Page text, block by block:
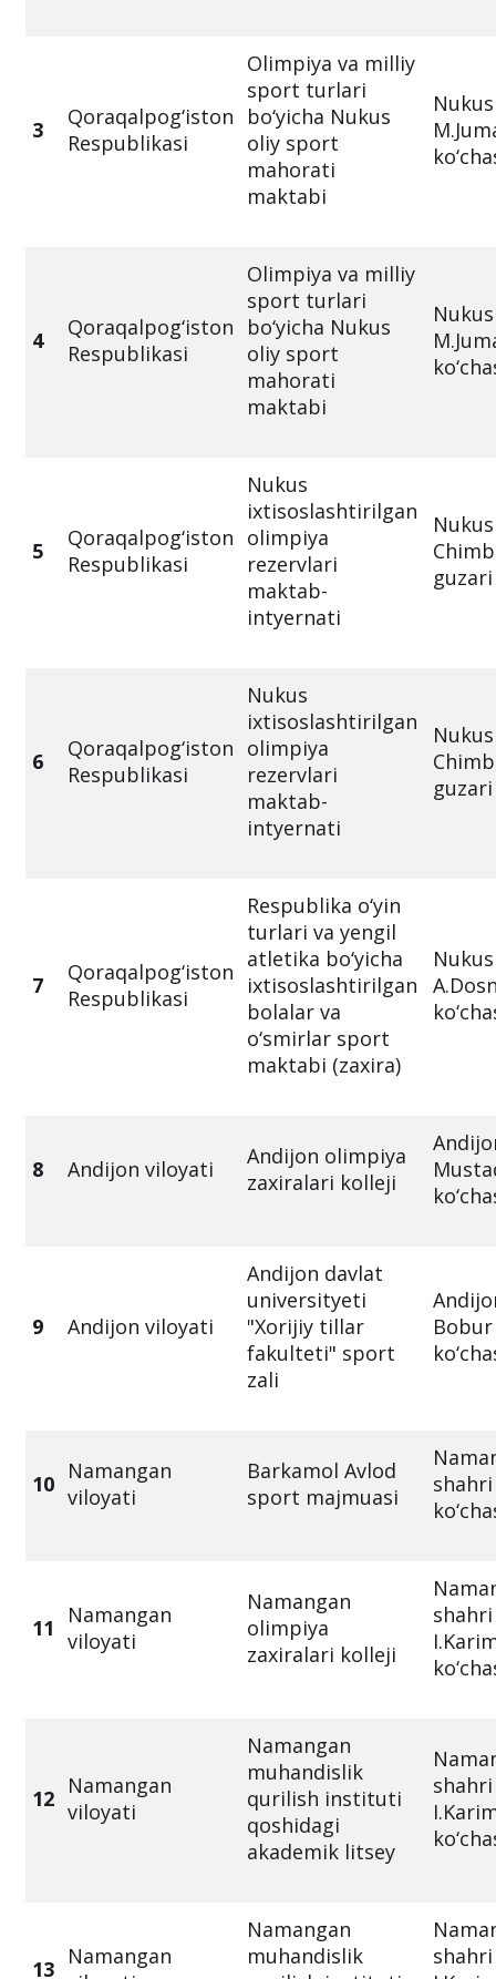
3
Qoraqalpog‘iston
Respublikasi
Olimpiya va milliy
sport turlari
bo‘yicha Nukus
oliy sport
mahorati
maktabi
4
Qoraqalpog‘iston
Respublikasi
Olimpiya va milliy
sport turlari
bo‘yicha Nukus
oliy sport
mahorati
maktabi
5
Qoraqalpog‘iston
Respublikasi
Nukus
ixtisoslashtirilgan
olimpiya
rezervlari
maktab-
intyernati
guzari
6
Qoraqalpog‘iston
Respublikasi
Nukus
ixtisoslashtirilgan
olimpiya
rezervlari
maktab-
intyernati
guzari
7
Qoraqalpog‘iston
Respublikasi
Respublika o‘yin
turlari va yengil
atletika bo‘yicha
ixtisoslashtirilgan
bolalar va
o‘smirlar sport
maktabi (zaxira)
8 Andijon viloyati
Andijon olimpiya
zaxiralari kolleji
9 Andijon viloyati
Andijon davlat
universityeti
"Xorijiy tillar
fakulteti" sport
zali
10 Namangan
viloyati
Barkamol Avlod
sport majmuasi
11
Namangan
viloyati
Namangan
olimpiya
zaxiralari kolleji
shahri
12 Namangan
viloyati
Namangan
muhandislik
qurilish instituti
qoshidagi
akademik litsey
shahri
13 Namangan
Namangan
muhandislik
shahri